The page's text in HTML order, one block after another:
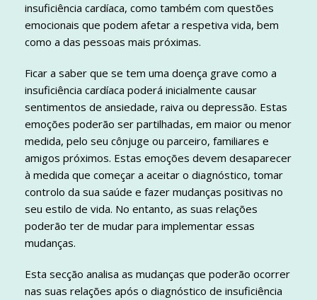
insuficiência cardíaca, como também com questões
emocionais que podem afetar a respetiva vida, bem
como a das pessoas mais próximas.
Ficar a saber que se tem uma doença grave como a
insuficiência cardíaca poderá inicialmente causar
sentimentos de ansiedade, raiva ou depressão. Estas
emoções poderão ser partilhadas, em maior ou menor
medida, pelo seu cônjuge ou parceiro, familiares e
amigos próximos. Estas emoções devem desaparecer
à medida que começar a aceitar o diagnóstico, tomar
controlo da sua saúde e fazer mudanças positivas no
seu estilo de vida. No entanto, as suas relações
poderão ter de mudar para implementar essas
mudanças.
Esta secção analisa as mudanças que poderão ocorrer
nas suas relações após o diagnóstico de insuficiência